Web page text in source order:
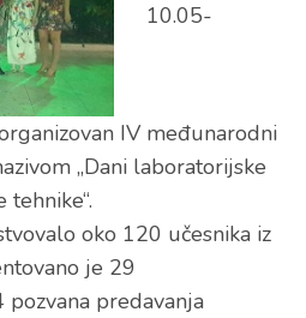
10.05-
IV međunarodni
„Dani laboratorijske
oko 120 učesnika iz
je 29
pozvana predavanja